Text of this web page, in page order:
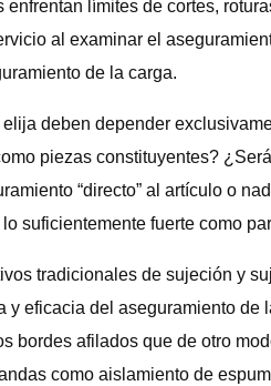
límites de cortes,
al examinar el
de la carga.
deben depender
piezas constituyentes?
“directo” al artículo o
suficientemente fuerte como
tradicionales de sujeción y
eficacia del aseguramiento
bordes afilados que de otro
como aislamiento de